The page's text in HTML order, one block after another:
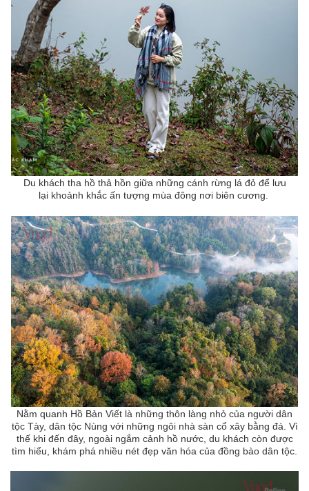
Du khách tha hồ thả hồn giữa những cánh rừng lá đỏ để lưu
lại khoảnh khắc ấn tượng mùa đông nơi biên cương.
Nằm quanh Hồ Bản Viết là những thôn làng nhỏ của người dân
tộc Tày, dân tộc Nùng với những ngôi nhà sàn cổ xây bằng đá. Vì
thế khi đến đây, ngoài ngắm cảnh hồ nước, du khách còn được
tìm hiểu, khám phá nhiều nét đẹp văn hóa của đồng bào dân tộc.